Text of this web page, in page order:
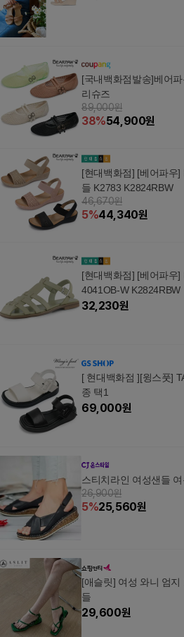
[국내백화점발송]베어
리슈즈
89,000원
38%54,900원
[현대백화점] [베어파우]
들 K2783 K2824RBW
46,670원
5%44,340원
[현대백화점] [베어파우
4041OB-W K2824RBW
32,230원
[ 현대백화점 ][윙스풋]
종 택1
69,000원
스티치라인 여성샌들
26,900원
5%25,560원
[애슬릿] 여성 와니 엄
들
29,600원